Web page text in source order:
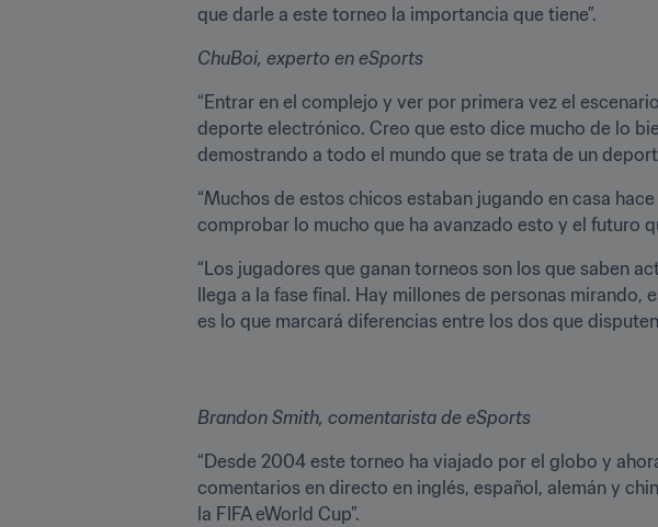
que darle a este torneo la importancia que tiene”.
ChuBoi, experto en eSports
“Entrar en el complejo y ver por primera vez el
deporte electrónico. Creo que esto dice mucho de lo
demostrando a todo el mundo que se trata de un
“Muchos de estos chicos estaban jugando en casa
comprobar lo mucho que ha avanzado esto y el futuro
“Los jugadores que ganan torneos son los que saben
llega a la fase final. Hay millones de personas
es lo que marcará diferencias entre los dos que
Brandon Smith, comentarista de eSports
“Desde 2004 este torneo ha viajado por el globo y
comentarios en directo en inglés, español, alemán y
la FIFA eWorld Cup”.